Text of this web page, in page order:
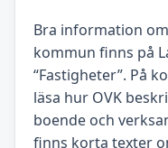
Bra information
kommun finns på
“Fastigheter”. På
läsa hur OVK
boende och
finns korta texter